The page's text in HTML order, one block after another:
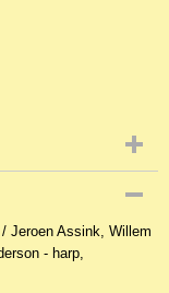
Jeroen Assink, Willem
- harp,